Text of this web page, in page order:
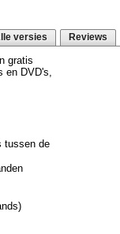
versies Reviews
gratis
en DVD's,
tussen de